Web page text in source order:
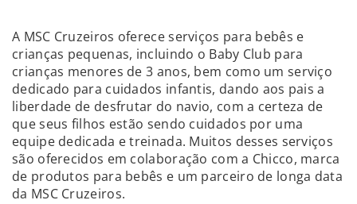
A MSC Cruzeiros oferece serviços para bebês e
crianças pequenas, incluindo o Baby Club para
crianças menores de 3 anos, bem como um serviço
dedicado para cuidados infantis, dando aos pais a
liberdade de desfrutar do navio, com a certeza de
que seus filhos estão sendo cuidados por uma
equipe dedicada e treinada. Muitos desses serviços
são oferecidos em colaboração com a Chicco, marca
de produtos para bebês e um parceiro de longa data
da MSC Cruzeiros.